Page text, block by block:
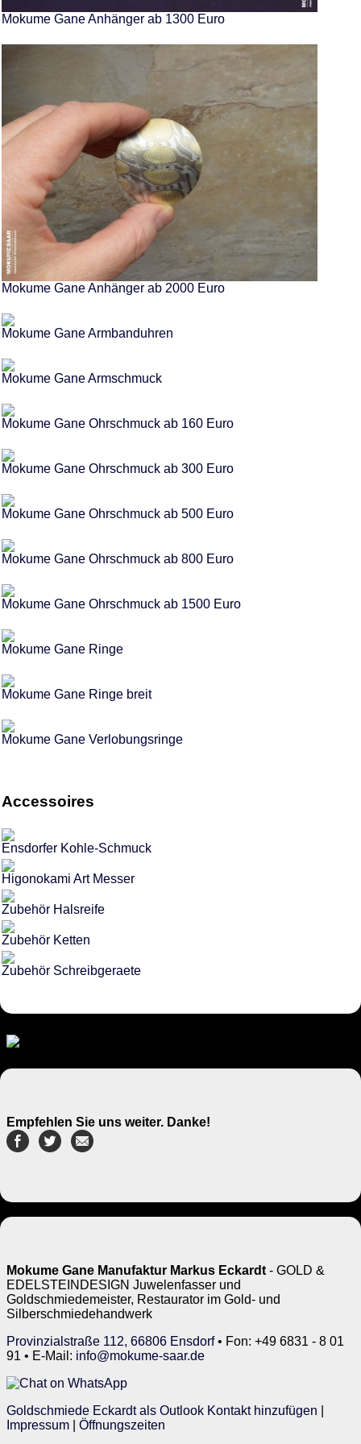
Mokume Gane Anhänger ab 1300 Euro
Mokume Gane Anhänger ab 2000 Euro
Mokume Gane Armbanduhren
Mokume Gane Armschmuck
Mokume Gane Ohrschmuck ab 160 Euro
Mokume Gane Ohrschmuck ab 300 Euro
Mokume Gane Ohrschmuck ab 500 Euro
Mokume Gane Ohrschmuck ab 800 Euro
Mokume Gane Ohrschmuck ab 1500 Euro
Mokume Gane Ringe
Mokume Gane Ringe breit
Mokume Gane Verlobungsringe
Accessoires
Ensdorfer Kohle-Schmuck
Higonokami Art Messer
Zubehör Halsreife
Zubehör Ketten
Zubehör Schreibgeraete
Empfehlen Sie uns weiter. Danke!
Mokume Gane Manufaktur Markus Eckardt - GOLD &
EDELSTEINDESIGN Juwelenfasser und
Goldschmiedemeister, Restaurator im Gold- und
Silberschmiedehandwerk
Provinzialstraße 112, 66806 Ensdorf• Fon: +49 6831 - 8 01
91 • E-Mail: info@mokume-saar.de
Goldschmiede Eckardt als Outlook Kontakt hinzufügen
Impressum
Öffnungszeiten